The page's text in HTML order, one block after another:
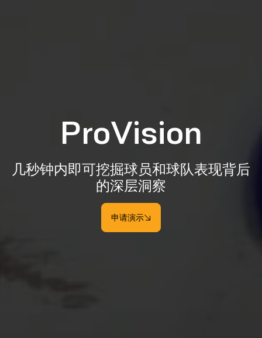
ProVision
几秒钟内即可挖掘球员和球队表现背后
的深层洞察
申请演示